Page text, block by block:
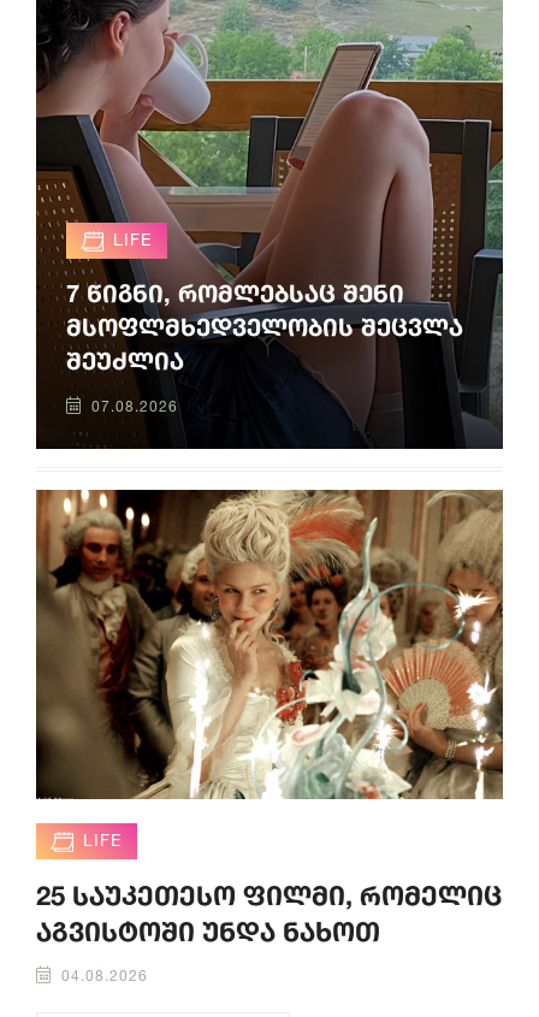
LIFE
7 წიგნი, რომლებსაც შენი
მსოფლმხედველობის შეცვლა
შეუძლია
07.08.2026
LIFE
25 საუკეთესო ფილმი, რომელიც
აგვისტოში უნდა ნახოთ
04.08.2026